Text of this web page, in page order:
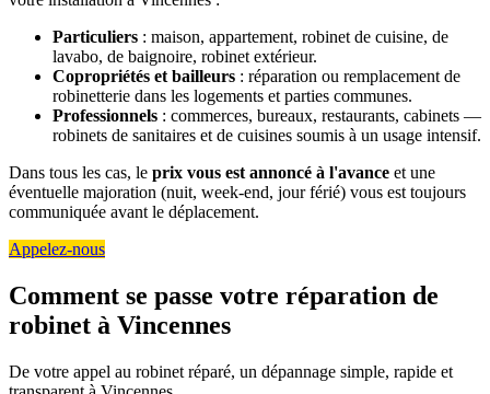
Particuliers : maison, appartement, robinet de cuisine, de
lavabo, de baignoire, robinet extérieur.
Copropriétés et bailleurs : réparation ou remplacement de
robinetterie dans les logements et parties communes.
Professionnels : commerces, bureaux, restaurants, cabinets —
robinets de sanitaires et de cuisines soumis à un usage intensif.
Dans tous les cas, le prix vous est annoncé à l'avance et une
éventuelle majoration (nuit, week-end, jour férié) vous est toujours
communiquée avant le déplacement.
Appelez-nous
Comment se passe votre réparation de
robinet à Vincennes
De votre appel au robinet réparé, un dépannage simple, rapide et